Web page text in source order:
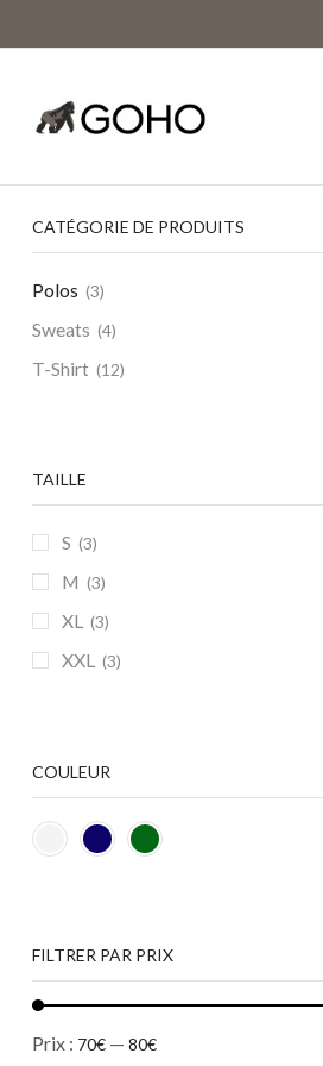
CATÉGORIE DE PRODUITS
Polos (3)
Sweats (4)
T-Shirt (12)
TAILLE
S (3)
M (3)
XL (3)
XXL (3)
COULEUR
FILTRER PAR PRIX
Prix : 70€ — 80€